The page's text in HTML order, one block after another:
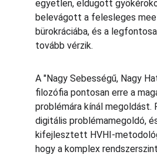
egyetlen, eldugott
belevágott a felesleges
bürokráciába, és a
tovább vérzik.
A "Nagy Sebességű, Nagy
filozófia pontosan erre a
problémára kínál megoldást.
digitális problémamegoldó,
kifejlesztett HVHI-
hogy a komplex